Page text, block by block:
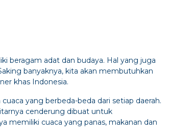
beragam adat dan budaya. Hal yang juga
banyaknya, kita akan membutuhkan
khas Indonesia.
yang berbeda-beda dari setiap daerah.
cenderung dibuat untuk
memiliki cuaca yang panas, makanan dan